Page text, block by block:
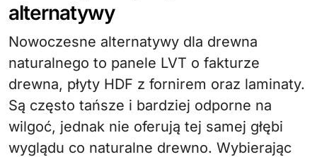
alternatywy
Nowoczesne alternatywy dla drewna
naturalnego to panele LVT o fakturze
drewna, płyty HDF z fornirem oraz laminaty.
Są często tańsze i bardziej odporne na
wilgoć, jednak nie oferują tej samej głębi
wyglądu co naturalne drewno. Wybierając